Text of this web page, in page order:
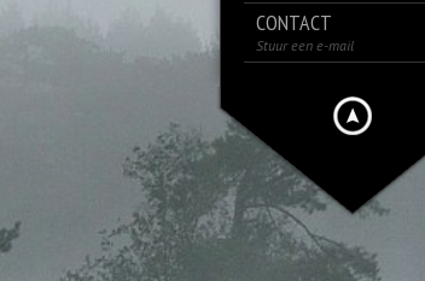
CONTACT
Stuur een e-mail